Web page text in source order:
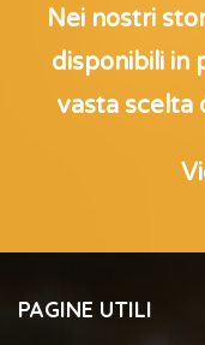
Nei nostri
disponibili in
vasta scelta
PAGINE UTILI